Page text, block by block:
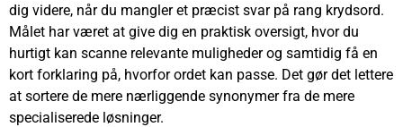
dig videre, når du mangler et præcist svar på rang krydsord.
Målet har været at give dig en praktisk oversigt, hvor du
hurtigt kan scanne relevante muligheder og samtidig få en
kort forklaring på, hvorfor ordet kan passe. Det gør det lettere
at sortere de mere nærliggende synonymer fra de mere
specialiserede løsninger.